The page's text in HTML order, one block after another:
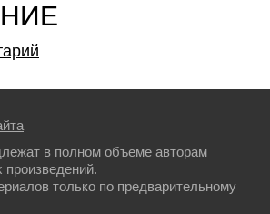
в полном объеме авторам
только по предварительному